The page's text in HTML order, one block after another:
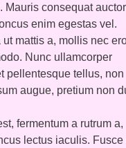
Mauris consequat auctor
enim egestas vel.
mattis a, mollis nec
Nunc ullamcorper
pellentesque tellus, non
augue, pretium non
fermentum a rutrum a,
lectus iaculis. Fusce